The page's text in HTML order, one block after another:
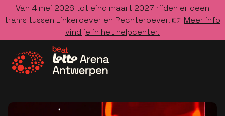
Van 4 mei 2026 tot eind maart 2027 rijden er geen
trams tussen Linkeroever en Rechteroever. 👉 Meer info
vind je in het helpcenter.